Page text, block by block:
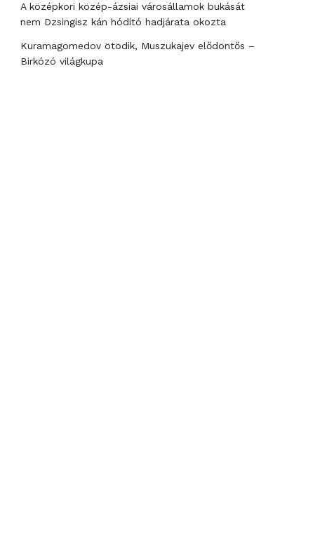
A középkori közép-ázsiai városállamok bukását
nem Dzsingisz kán hódító hadjárata okozta
Kuramagomedov ötödik, Muszukajev elődöntős –
Birkózó világkupa